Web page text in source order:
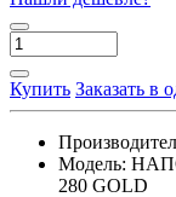
Купить Заказать в
Модель:
280 GOLD